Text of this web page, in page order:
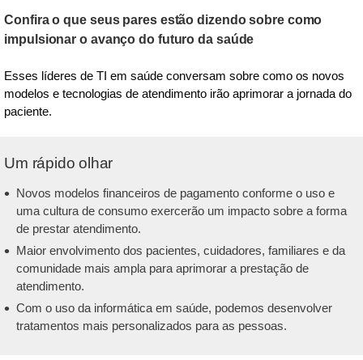
Confira o que seus pares estão dizendo sobre como
impulsionar o avanço do futuro da saúde
Esses líderes de TI em saúde conversam sobre como os novos
modelos e tecnologias de atendimento irão aprimorar a jornada do
paciente.
Um rápido olhar
Novos modelos financeiros de pagamento conforme o uso e
uma cultura de consumo exercerão um impacto sobre a forma
de prestar atendimento.
Maior envolvimento dos pacientes, cuidadores, familiares e da
comunidade mais ampla para aprimorar a prestação de
atendimento.
Com o uso da informática em saúde, podemos desenvolver
tratamentos mais personalizados para as pessoas.